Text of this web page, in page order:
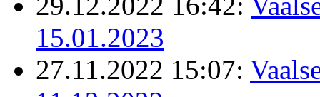
15.01.2023
27.11.2022 15:07: